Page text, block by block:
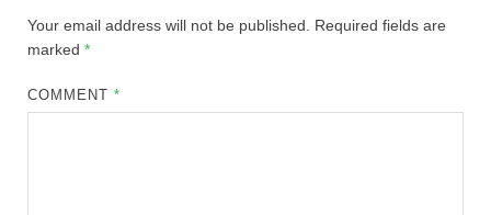
Your email address will not be published.
Required fields are
marked *
COMMENT*